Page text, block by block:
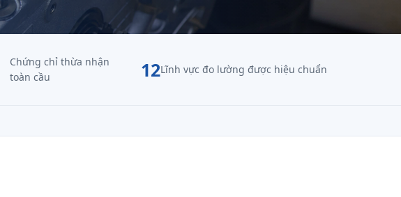
Chứng chỉ thừa nhận
toàn cầu
12Lĩnh vực đo lường được hiệu chuẩn